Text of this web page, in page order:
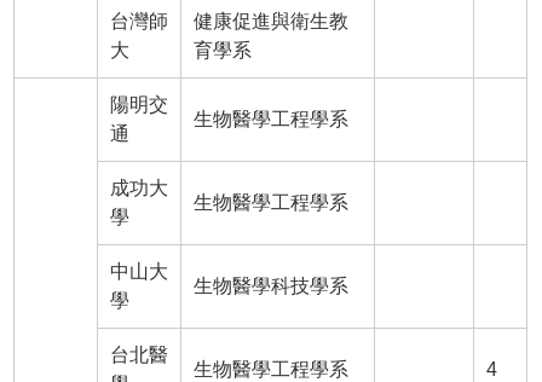
台灣師
大
健康促進與衛生教
育學系
陽明交
通
生物醫學工程學系
成功大
學
生物醫學工程學系
中山大
學
生物醫學科技學系
台北醫
生物醫學工程學系 4